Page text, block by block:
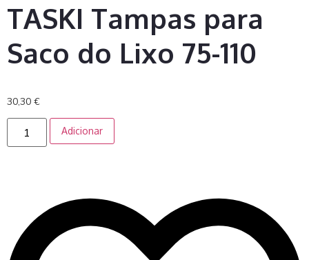
TASKI Tampas para
Saco do Lixo 75-110
30,30 €
Adicionar